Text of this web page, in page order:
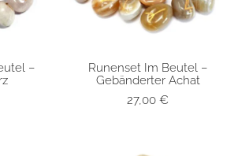
–
SCHNELLANSICHT
Runenset Im Beutel –
Gebänderter Achat
27,00 €